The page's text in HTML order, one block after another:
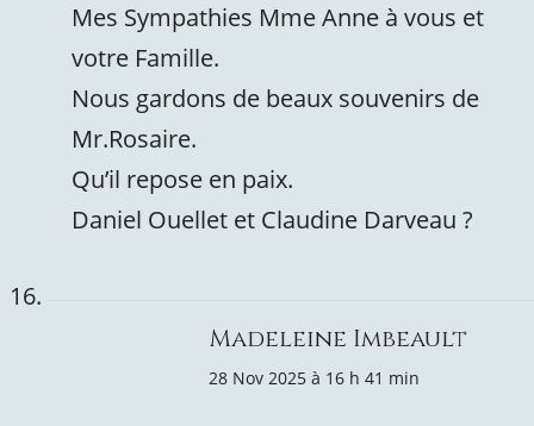
Mes Sympathies Mme Anne à vous et
votre Famille.
Nous gardons de beaux souvenirs de
Mr.Rosaire.
Qu’il repose en paix.
Daniel Ouellet et Claudine Darveau ?
Madeleine Imbeault
28 Nov 2025 à 16 h 41 min